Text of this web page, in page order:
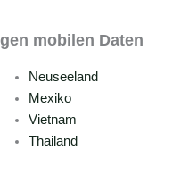
mobilen Daten
Neuseeland
Mexiko
Vietnam
Thailand